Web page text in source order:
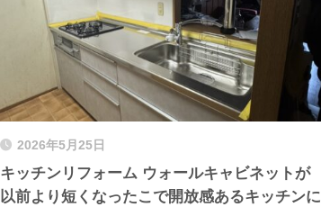
2026年5月25日
キッチンリフォーム ウォールキャビネットが
以前より短くなったこで開放感あるキッチンに